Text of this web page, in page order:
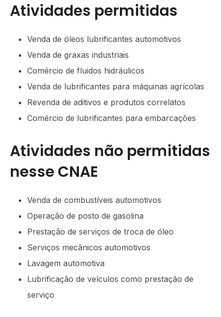
Atividades permitidas
Venda de óleos lubrificantes automotivos
Venda de graxas industriais
Comércio de fluidos hidráulicos
Venda de lubrificantes para máquinas agrícolas
Revenda de aditivos e produtos correlatos
Comércio de lubrificantes para embarcações
Atividades não permitidas
nesse CNAE
Venda de combustíveis automotivos
Operação de posto de gasolina
Prestação de serviços de troca de óleo
Serviços mecânicos automotivos
Lavagem automotiva
Lubrificação de veículos como prestação de
serviço